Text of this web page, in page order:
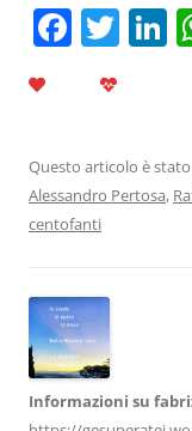
F
b
o
k
T
n
Questo articolo è
Alessandro Pertosa,
centofanti
Informazioni su